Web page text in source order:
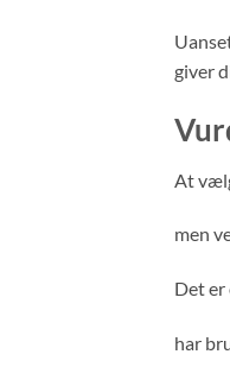
giver
At
men
Det er
har